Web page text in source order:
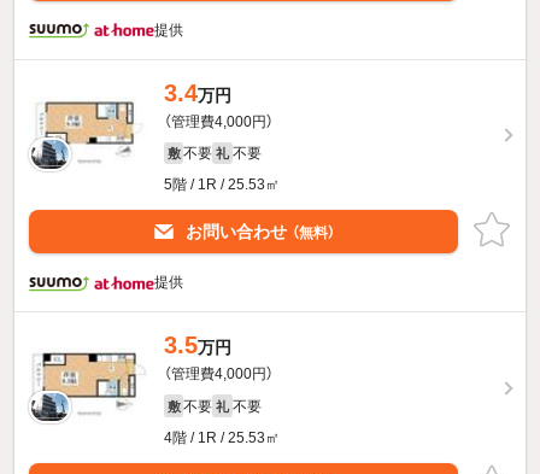
提供
3.4万円
（管理費4,000円）
敷 不要 礼 不要
5階 / 1R / 25.53㎡
お問い合わせ （無料）
提供
3.5万円
（管理費4,000円）
敷 不要 礼 不要
4階 / 1R / 25.53㎡